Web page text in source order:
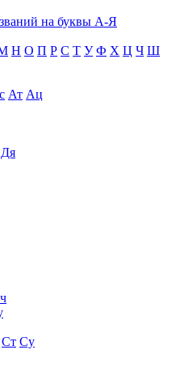
на буквы А-Я
Н О П Р С Т У Ф Х Ц Ч Ш
Ат Ац
Дя
Ст Су